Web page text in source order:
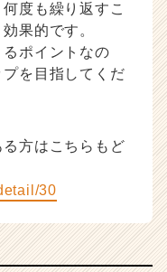
度も繰り返すこ
果的です。
ポイントなの
を目指してくだ
方はこちらもど
30